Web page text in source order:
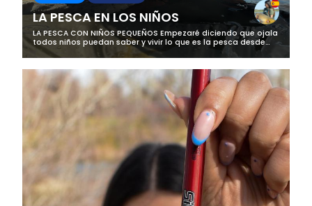
LA PESCA EN LOS NIÑOS
LA PESCA CON NIÑOS PEQUEÑOS Empezaré diciendo que ojala
todos niños puedan saber y vivir lo que es la pesca desde
pequeños ya que creo que es algo que los va a enriquecer y
enseñar mucho. De la...